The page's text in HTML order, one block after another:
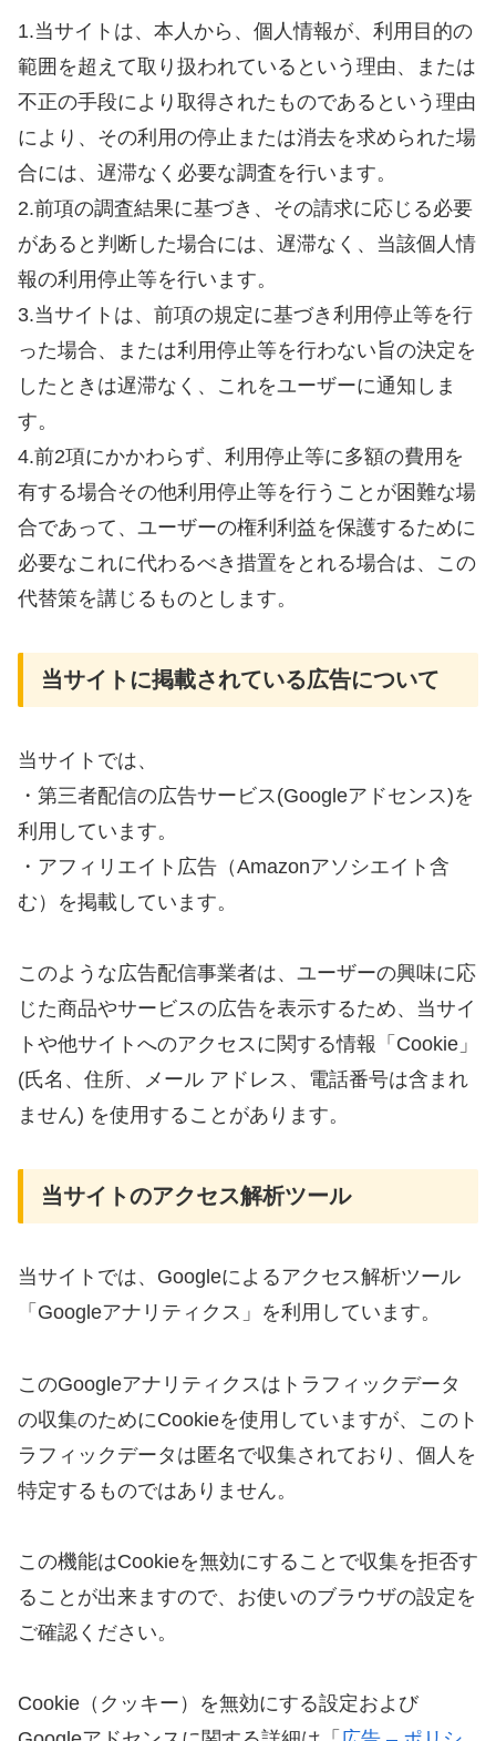
1.当サイトは、本人から、個人情報が、利用目的の
範囲を超えて取り扱われているという理由、または
不正の手段により取得されたものであるという理由
により、その利用の停止または消去を求められた場
合には、遅滞なく必要な調査を行います。
2.前項の調査結果に基づき、その請求に応じる必要
があると判断した場合には、遅滞なく、当該個人情
報の利用停止等を行います。
3.当サイトは、前項の規定に基づき利用停止等を行
った場合、または利用停止等を行わない旨の決定を
したときは遅滞なく、これをユーザーに通知しま
す。
4.前2項にかかわらず、利用停止等に多額の費用を
有する場合その他利用停止等を行うことが困難な場
合であって、ユーザーの権利利益を保護するために
必要なこれに代わるべき措置をとれる場合は、この
代替策を講じるものとします。
当サイトに掲載されている広告について
当サイトでは、
・第三者配信の広告サービス(Googleアドセンス)を
利用しています。
・アフィリエイト広告（Amazonアソシエイト含
む）を掲載しています。
このような広告配信事業者は、ユーザーの興味に応
じた商品やサービスの広告を表示するため、当サイ
トや他サイトへのアクセスに関する情報「Cookie」
(氏名、住所、メール アドレス、電話番号は含まれ
ません) を使用することがあります。
当サイトのアクセス解析ツール
当サイトでは、Googleによるアクセス解析ツール
「Googleアナリティクス」を利用しています。
このGoogleアナリティクスはトラフィックデータ
の収集のためにCookieを使用していますが、このト
ラフィックデータは匿名で収集されており、個人を
特定するものではありません。
この機能はCookieを無効にすることで収集を拒否す
ることが出来ますので、お使いのブラウザの設定を
ご確認ください。
Cookie（クッキー）を無効にする設定および